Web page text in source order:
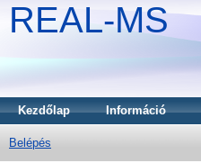
REAL-MS
Kezdőlap Információ
Belépés